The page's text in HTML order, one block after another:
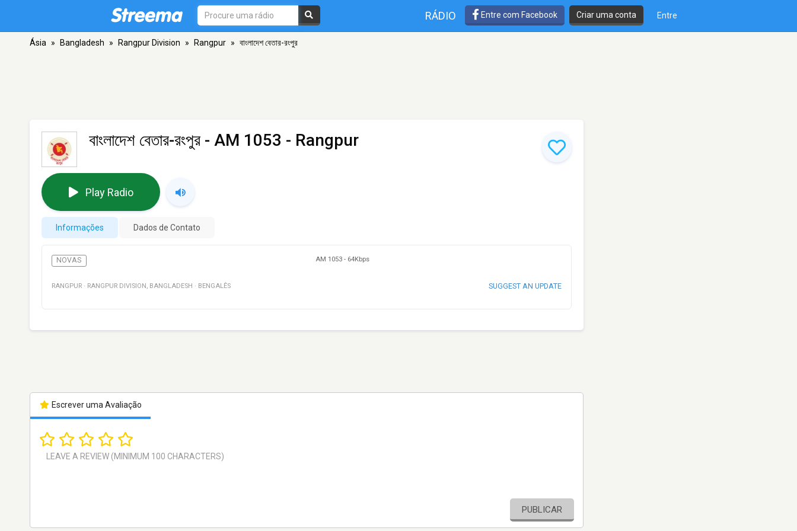
RÁDIO Entre com Facebook Criar uma conta Entre
Ásia » Bangladesh » Rangpur Division » Rangpur » বাংলাদেশ বেতার-রংপুর
বাংলাদেশ বেতার-রংপুর - AM 1053 - Rangpur
Play Radio
Informações Dados de Contato
NOVAS AM 1053 - 64Kbps
RANGPUR · RANGPUR DIVISION , BANGLADESH · BENGALÊS SUGGEST AN UPDATE
Escrever uma Avaliação
PUBLICAR